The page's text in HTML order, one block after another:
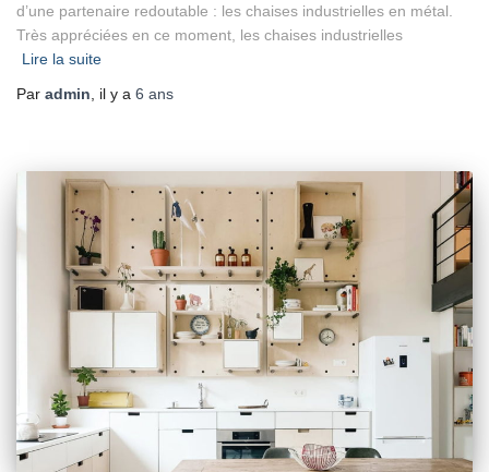
d’une partenaire redoutable : les chaises industrielles en métal.
Très appréciées en ce moment, les chaises industrielles
Lire la suite
Par admin , il y a 6 ans